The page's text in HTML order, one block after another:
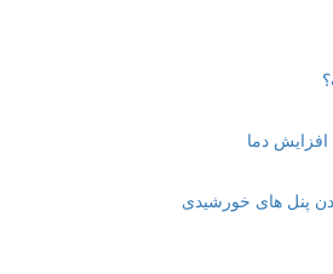
دما
پنل های خورشیدی